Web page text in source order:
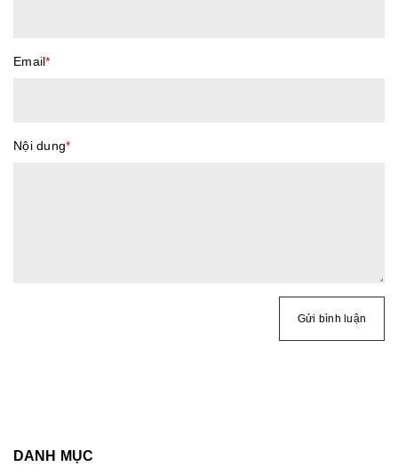
Email*
Nội dung*
Gửi bình luận
DANH MỤC